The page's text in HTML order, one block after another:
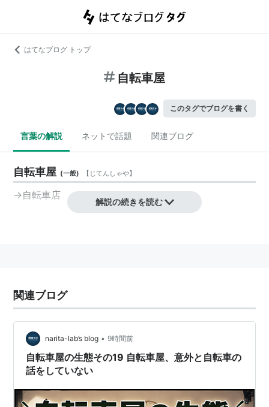
はてなブログ トップ
自転車屋
このタグでブログを書く
言葉の解説 ネットで話題 関連ブログ
自転車屋 (一般) 【 じてんしゃや】
→自転車店
解説の続きを読む
関連ブログ
narita-lab’s blog • 9時間前
自転車屋の生態その19 自転車屋、意外と自転車の
話をしていない